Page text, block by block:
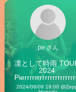
pe さん
凛として時雨
2024
Vibes
2024/08/09 19:00